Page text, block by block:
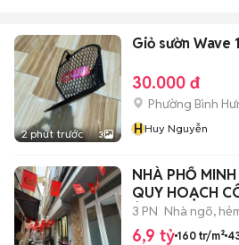
2 phút trước 3
Giỏ sườn Wave
30.000 đ
Phường Bình
HHuy Nguyễn
NHÀ PHỐ
QUY HOẠCH
Ở NGAY.
3 PN Nhà ngõ,
6,9 tỷ 160 tr/m²